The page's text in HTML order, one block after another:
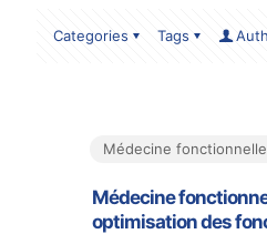
Categories Tags
Médecine fonctionnelle
Médecine
optimisation des